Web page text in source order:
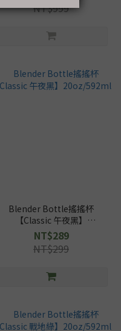
NT$999
Blender Bottle搖搖杯
【Classic 午夜黑】
20oz/592ml
NT$289
NT$299